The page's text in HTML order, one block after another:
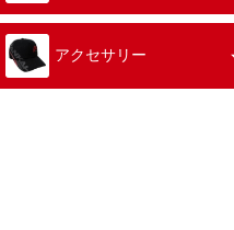
アクセサリー